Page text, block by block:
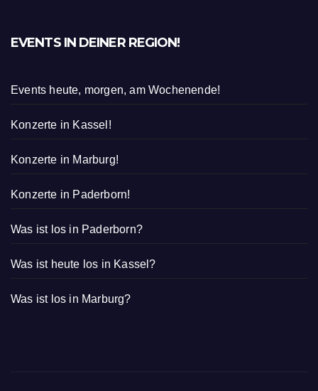
EVENTS IN DEINER REGION!
Events heute, morgen, am Wochenende!
Konzerte in Kassel!
Konzerte in Marburg!
Konzerte in Paderborn!
Was ist los in Paderborn?
Was ist heute los in Kassel?
Was ist los in Marburg?